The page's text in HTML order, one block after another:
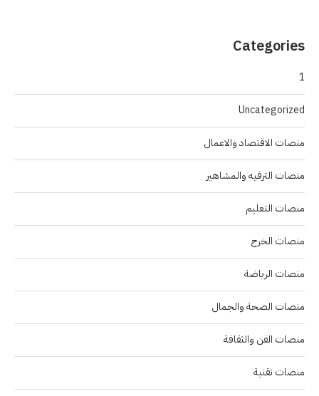
Categories
1
Uncategorized
منصات الاقتصاد والاعمال
منصات الترفيه والمشاهير
منصات التعليم
منصات الخرج
منصات الرياضة
منصات الصحة والجمال
منصات الفن والثقافة
منصات تقنية